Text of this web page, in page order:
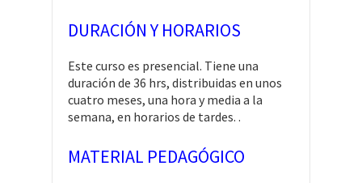
DURACIÓN Y HORARIOS
Este curso es presencial. Tiene una
duración de 36 hrs, distribuidas en unos
cuatro meses, una hora y media a la
semana, en horarios de tardes. .
MATERIAL PEDAGÓGICO